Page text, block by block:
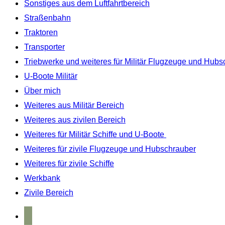
Sonstiges aus dem Luftfahrtbereich
Straßenbahn
Traktoren
Transporter
Triebwerke und weiteres für Militär Flugzeuge und
U-Boote Militär
Über mich
Weiteres aus Militär Bereich
Weiteres aus zivilen Bereich
Weiteres für Militär Schiffe und U-Boote
Weiteres für zivile Flugzeuge und Hubschrauber
Weiteres für zivile Schiffe
Werkbank
Zivile Bereich